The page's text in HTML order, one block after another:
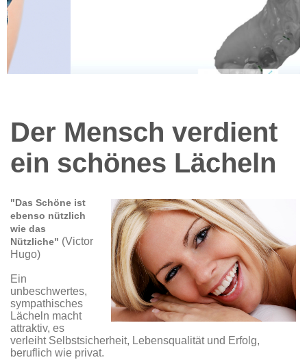
Der Mensch verdient
ein schönes Lächeln
"Das Schöne ist
ebenso nützlich
wie das
Nützliche " (Victor
Hugo)
Ein
unbeschwertes,
sympathisches
Lächeln macht
attraktiv, es
verleiht Selbstsicherheit, Lebensqualität und Erfolg,
beruflich wie privat.